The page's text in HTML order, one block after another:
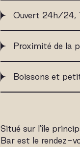
Ouvert 24h/24,
Proximité de la
Boissons et
Situé sur l'île
Bar est le rendez-